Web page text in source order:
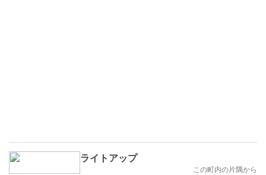
ライトアップ
この町内の片隅から